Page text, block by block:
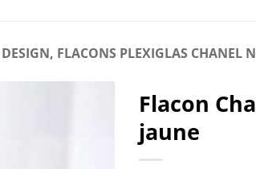
FLACONS PLEXIGLAS CHANEL
Flacon
jaune